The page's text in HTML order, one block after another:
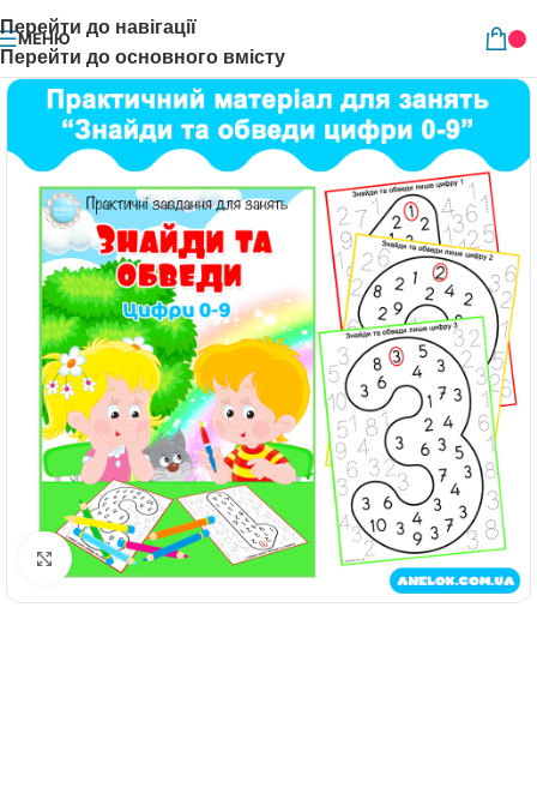
Перейти до навігації
Перейти до основного вмісту
МЕНЮ
Натисніть, щоб збільшити